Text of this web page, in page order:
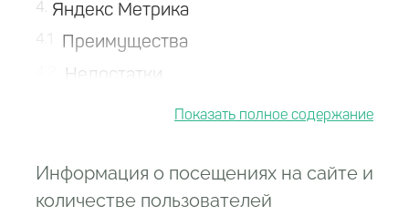
4 Яндекс Метрика
Преимущества
Недостатки
5.1 Преимущества
5.2 Недостатки
Информация о посещениях на сайте и
количестве пользователей